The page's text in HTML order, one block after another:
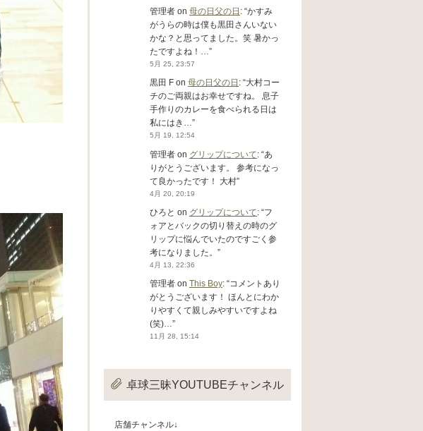
管理者 on 母の日父の日 : “かすみ
がうらの時は僕も黒田さんいない
かな？と思ってました。笑 暑かっ
たですよね！… ”
5月 25, 23:57
黒田 F on 母の日父の日 : “大村コー
チのご両親はお幸せですね。 息子
手作りのカレーを食べられる日は
私にはき…”
5月 19, 12:54
管理者 on グリップについて: “あ
りがとうございます。 参考になっ
て良かったです！ 大村”
4月 20, 20:19
ひろと on グリップについて: “フ
ォアとバックの切り替えの時のグ
リップに悩んでいたのですごく参
考になりました。 ”
4月 13, 22:36
管理者 on This Boy: “コメントあり
がとうございます！ ほんとにわか
りやすくて親しみやすいですよね
(笑)…”
11月 28, 15:14
卓球三昧YOUTUBEチャンネル
店舗チャンネル↓